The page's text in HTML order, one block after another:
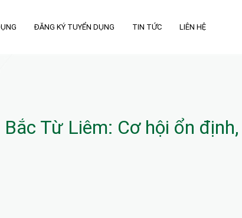
ĐĂNG KÝ TUYỂN DỤNG TIN TỨC LIÊN HỆ
Từ Liêm: Cơ hội ổn định,